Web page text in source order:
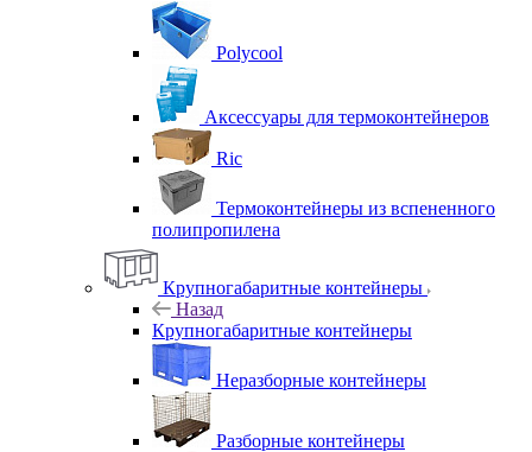
Polycool
Аксессуары для термоконтейнеров
Ric
Термоконтейнеры из вспененного
полипропилена
Крупногабаритные контейнеры
Назад
Крупногабаритные контейнеры
Неразборные контейнеры
Разборные контейнеры